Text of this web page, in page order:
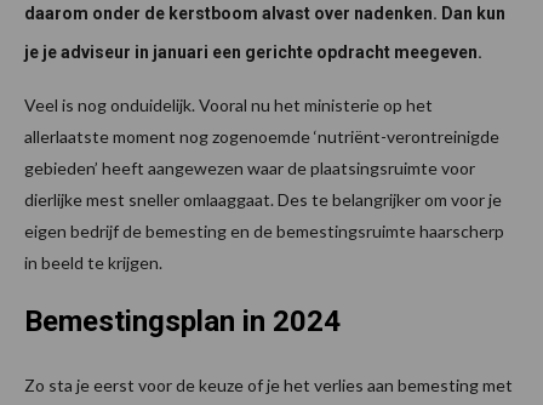
daarom onder de kerstboom alvast over nadenken. Dan kun
je je adviseur in januari een gerichte opdracht meegeven.
Veel is nog onduidelijk. Vooral nu het ministerie op het
allerlaatste moment nog zogenoemde ‘nutriënt-verontreinigde
gebieden’ heeft aangewezen waar de plaatsingsruimte voor
dierlijke mest sneller omlaaggaat. Des te belangrijker om voor je
eigen bedrijf de bemesting en de bemestingsruimte haarscherp
in beeld te krijgen.
Bemestingsplan in 2024
Zo sta je eerst voor de keuze of je het verlies aan bemesting met